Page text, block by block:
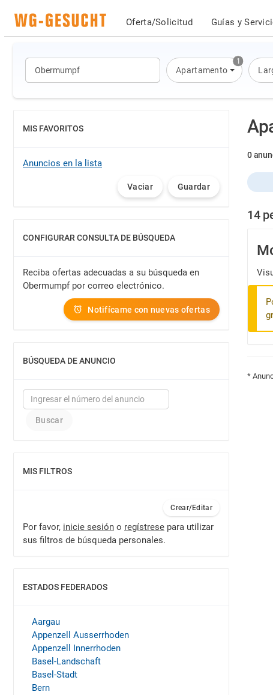
Oferta/Solicitud Guías y
1
Apartamento
0
14
*
MIS FAVORITOS
MOSTRAR
Anuncios en la lista
Vaciar Guardar
CONFIGURAR CONSULTA DE BÚSQUEDA
MOSTRAR
Reciba ofertas adecuadas a su búsqueda en
Obermumpf por correo electrónico.
Notifícame con nuevas ofertas
BÚSQUEDA DE ANUNCIO
MOSTRAR
MIS FILTROS
MOSTRAR
Crear/Editar
Por favor, inicie sesión o regístrese para utilizar
sus filtros de búsqueda personales.
ESTADOS FEDERADOS
MOSTRAR
Aargau
Appenzell Ausserrhoden
Appenzell Innerrhoden
Basel-Landschaft
Basel-Stadt
Bern